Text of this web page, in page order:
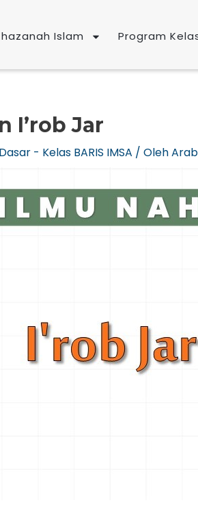
Islam Program
I’rob Jar
- Kelas BARIS IMSA / Oleh